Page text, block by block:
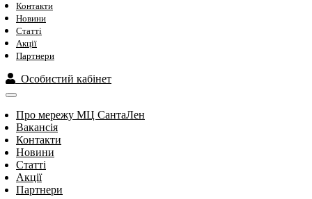
Контакти
Новини
Статті
Акції
Партнери
Особистий кабінет
Про мережу МЦ СантаЛен
Вакансія
Контакти
Новини
Статті
Акції
Партнери